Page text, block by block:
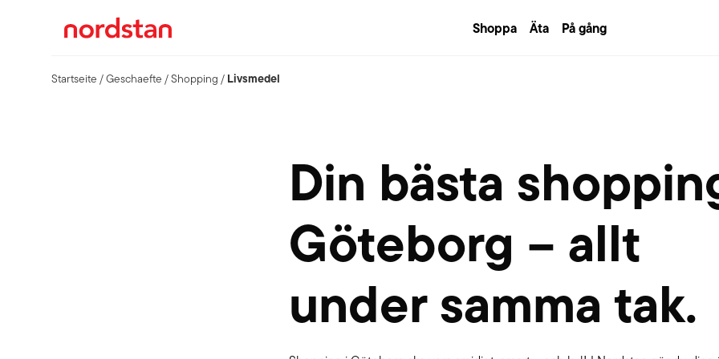
Shoppa Äta På gång
Startseite /Geschaefte /Shopping / Livsmedel
Din bästa
Göteborg – allt
under samma tak.